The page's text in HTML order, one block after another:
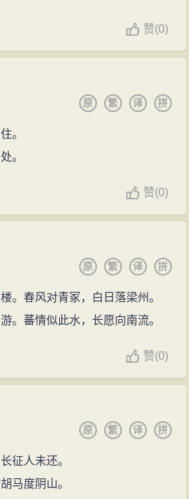
赞(0)
拼
译
繁
原
。
。
赞(0)
拼
译
繁
原
。春风对青冢，白日落梁州。
。蕃情似此水，长愿向南流。
赞(0)
拼
译
繁
原
征人未还。
马度阴山。